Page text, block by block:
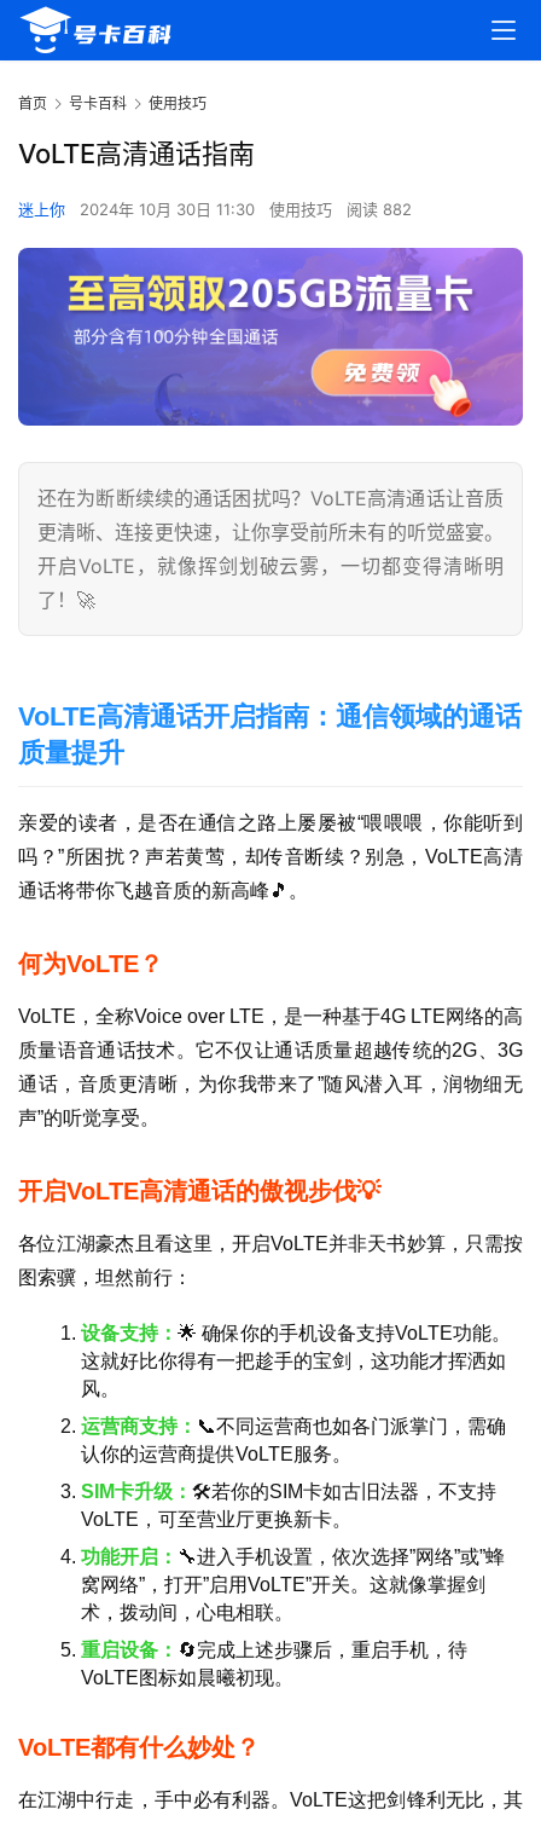
卡
首页 号卡百科 使用技巧
VoLTE高清通话指南
迷上你 2024年 10月 30日 11:30 使用技巧 阅读 882
还在为断断续续的通话困扰吗？VoLTE高清通话让音质
更清晰、连接更快速，让你享受前所未有的听觉盛宴。
开启VoLTE，就像挥剑划破云雾，一切都变得清晰明
了！🚀
VoLTE高清通话开启指南：通信领域的通话
质量提升
亲爱的读者，是否在通信之路上屡屡被“喂喂喂，你能听到
吗？”所困扰？声若黄莺，却传音断续？别急，VoLTE高清
通话将带你飞越音质的新高峰🎵。
何为VoLTE？
VoLTE，全称Voice over LTE，是一种基于4G LTE网络的高
质量语音通话技术。它不仅让通话质量超越传统的2G、3G
通话，音质更清晰，为你我带来了”随风潜入耳，润物细无
声”的听觉享受。
开启VoLTE高清通话的傲视步伐💡
各位江湖豪杰且看这里，开启VoLTE并非天书妙算，只需按
图索骥，坦然前行：
设备支持： 🌟 确保你的手机设备支持VoLTE功能。
这就好比你得有一把趁手的宝剑，这功能才挥洒如
风。
运营商支持： 📞不同运营商也如各门派掌门，需确
认你的运营商提供VoLTE服务。
SIM卡升级： 🛠若你的SIM卡如古旧法器，不支持
VoLTE，可至营业厅更换新卡。
功能开启： 🔧进入手机设置，依次选择”网络”或”蜂
窝网络”，打开”启用VoLTE”开关。这就像掌握剑
术，拨动间，心电相联。
重启设备： 🔄完成上述步骤后，重启手机，待
VoLTE图标如晨曦初现。
VoLTE都有什么妙处？
在江湖中行走，手中必有利器。VoLTE这把剑锋利无比，其